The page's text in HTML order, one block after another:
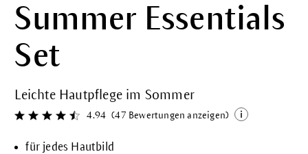
Summer Essentials
Set
Leichte Hautpflege im Sommer
Durchschnittliche Bewertung von 4.9 von 5 Sternen
4.94 (47 Bewertungen anzeigen)
für jedes Hautbild